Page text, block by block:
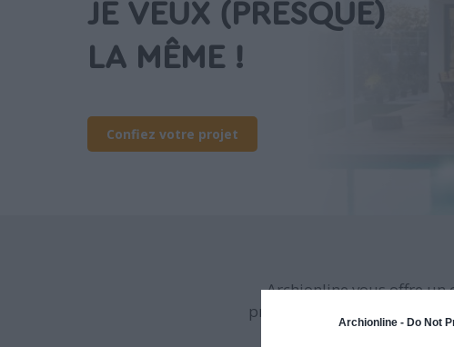
Archionline - Do Not
JE VEUX (PRESQUE)
LA MÊME !
Confiez votre projet
Archionline vous offre
procédé constructif et du